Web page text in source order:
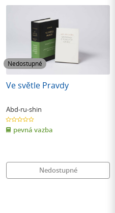
Nedostupné
Ve světle Pravdy
Abd-ru-shin
0.0
z
5
hvězdiček
pevná vazba
Nedostupné